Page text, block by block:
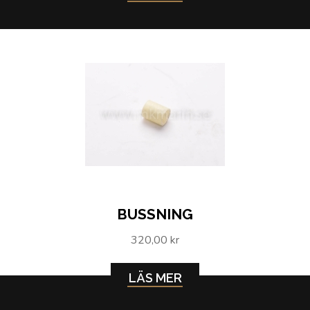
BUSSNING
320,00 kr
LÄS MER